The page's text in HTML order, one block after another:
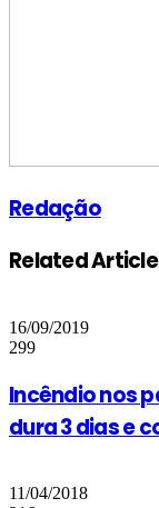
Redação
Related
16/09/2019
299
Incêndio nos
dura 3 dias e
11/04/2018